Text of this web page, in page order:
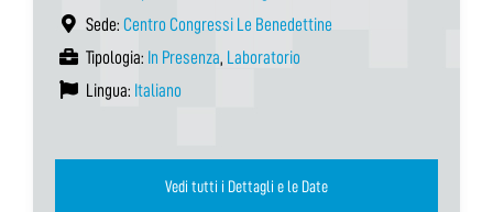
Sede: Centro Congressi Le Benedettine
Tipologia: In Presenza, Laboratorio
Lingua: Italiano
Vedi tutti i Dettagli e le Date